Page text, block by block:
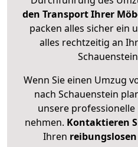
den Transport Ihrer
packen alles sicher ein
alles rechtzeitig an
Wenn Sie einen Umzug
nach Schauenstein
unsere
nehmen. Kontaktieren
Ihren